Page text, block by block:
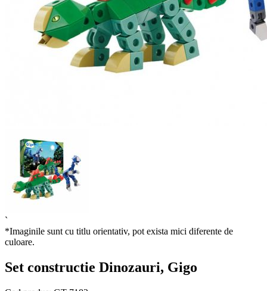
`
*Imaginile sunt cu titlu orientativ, pot exista mici diferente de
culoare.
Set constructie Dinozauri, Gigo